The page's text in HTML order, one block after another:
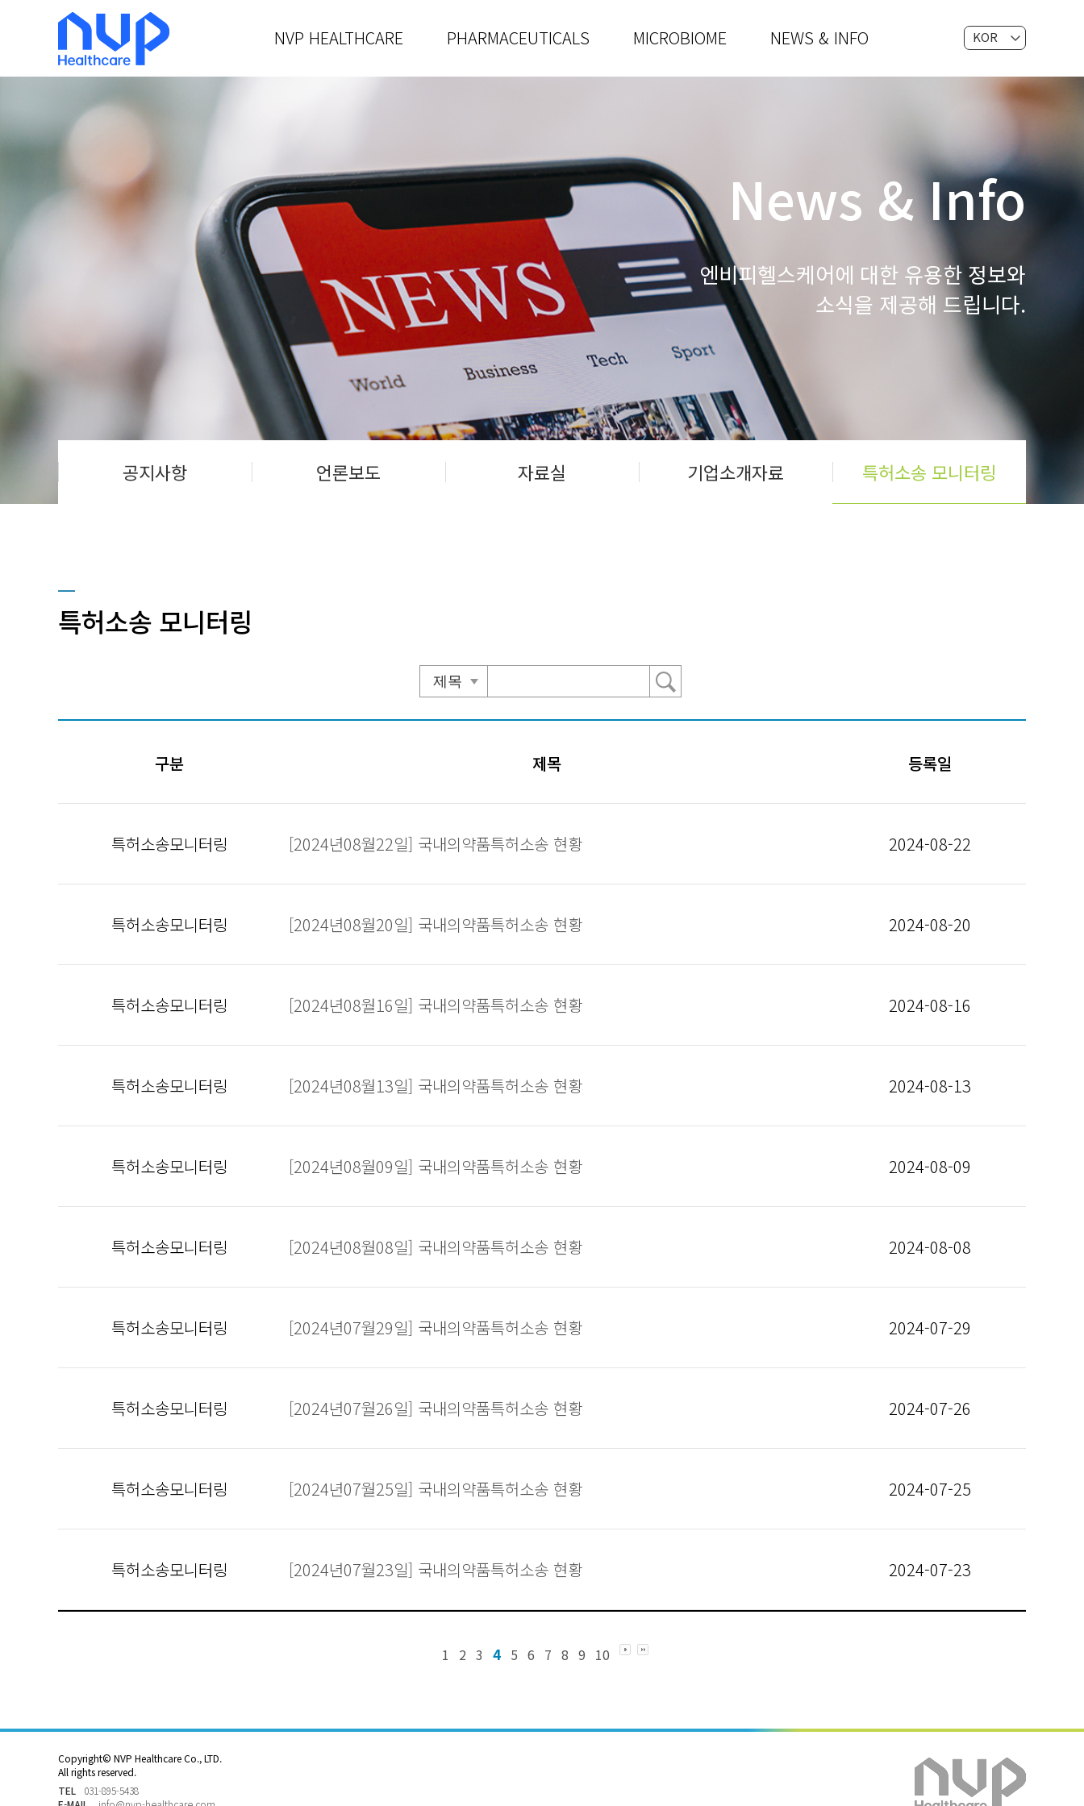
NVP HEALTHCARE PHARMACEUTICALS MICROBIOME NEWS & INFO
KOR
News & Info
엔비피헬스케어에 대한 유용한 정보와
소식을 제공해 드립니다.
공지사항 언론보도 자료실 기업소개자료 특허소송 모니터링
특허소송 모니터링
구분 제목 등록일
특허소송모니터링 [2024년08월22일] 국내의약품특허소송 현황 2024-08-22
특허소송모니터링 [2024년08월20일] 국내의약품특허소송 현황 2024-08-20
특허소송모니터링 [2024년08월16일] 국내의약품특허소송 현황 2024-08-16
특허소송모니터링 [2024년08월13일] 국내의약품특허소송 현황 2024-08-13
특허소송모니터링 [2024년08월09일] 국내의약품특허소송 현황 2024-08-09
특허소송모니터링 [2024년08월08일] 국내의약품특허소송 현황 2024-08-08
특허소송모니터링 [2024년07월29일] 국내의약품특허소송 현황 2024-07-29
특허소송모니터링 [2024년07월26일] 국내의약품특허소송 현황 2024-07-26
특허소송모니터링 [2024년07월25일] 국내의약품특허소송 현황 2024-07-25
특허소송모니터링 [2024년07월23일] 국내의약품특허소송 현황 2024-07-23
1 2 3 4 5 6 7 8 9 10
Copyright© NVP Healthcare Co., LTD.
All rights reserved.
TEL
031-895-5438